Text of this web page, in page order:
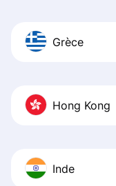
Grèce
Hong Kong
Inde